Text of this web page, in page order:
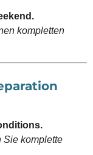
kompletten
Sie komplette